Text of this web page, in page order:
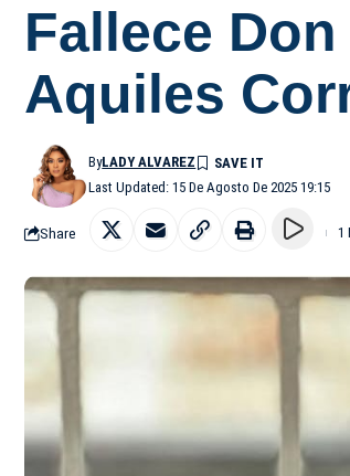
Fallece
Aquiles
Last Updated: 15 De Agosto De 2025 19:15
ByLADY ALVAREZ
Share 1